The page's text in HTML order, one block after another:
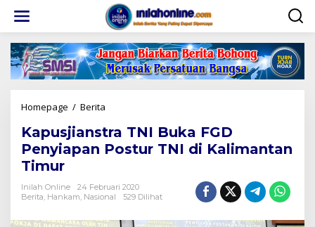
konten
Homepage / Berita
Buka
FGD
Penyiapan
di
Timur
Kapusjianstra TNI Buka FGD
Penyiapan Postur TNI di Kalimantan
Timur
Inilah Online
24 Februari 2020
Berita Hankam Nasional 529 Dilihat